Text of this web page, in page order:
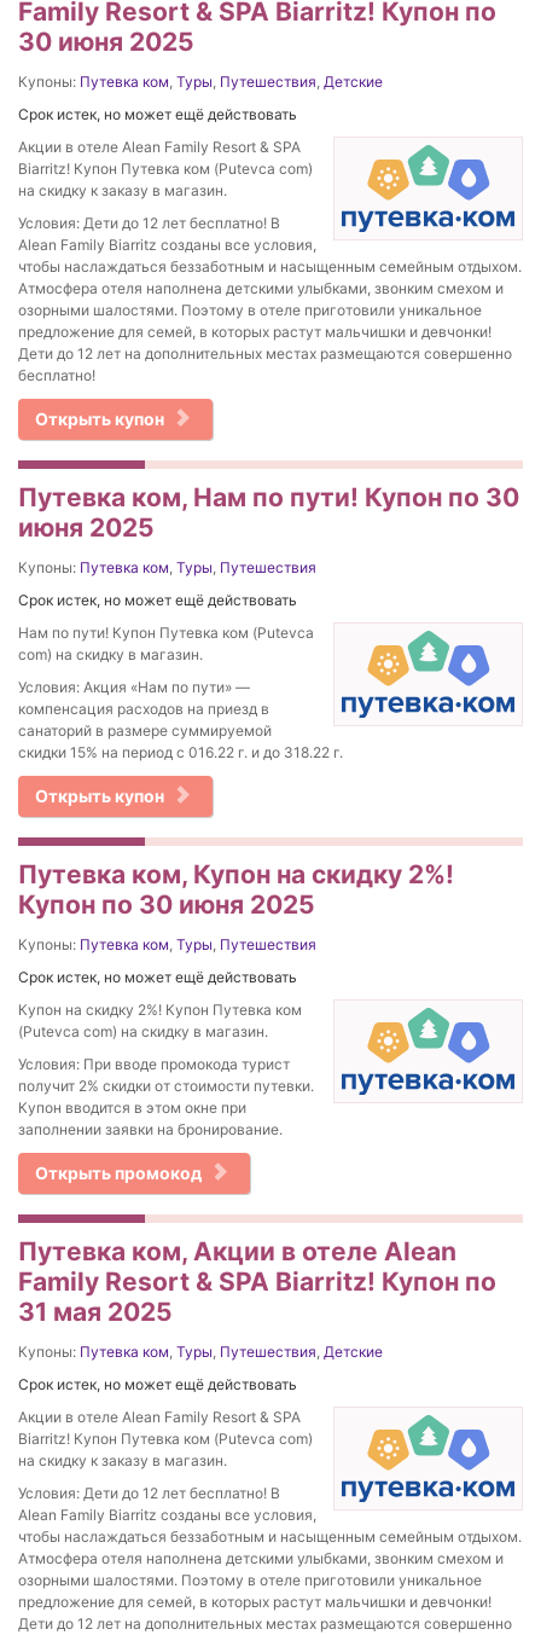
Family Resort & SPA Biarritz! Купон по
30 июня 2025
Купоны: Путевка ком, Туры, Путешествия, Детские
Срок истек, но может ещё действовать
Акции в отеле Alean Family Resort & SPA
Biarritz! Купон Путевка ком (Putevca com)
на скидку к заказу в магазин.
Условия: Дети до 12 лет бесплатно! В
Alean Family Biarritz созданы все условия,
чтобы наслаждаться беззаботным и насыщенным семейным отдыхом.
Атмосфера отеля наполнена детскими улыбками, звонким смехом и
озорными шалостями. Поэтому в отеле приготовили уникальное
предложение для семей, в которых растут мальчишки и девчонки!
Дети до 12 лет на дополнительных местах размещаются совершенно
бесплатно!
Открыть купон
Путевка ком, Нам по пути! Купон по 30
июня 2025
Купоны: Путевка ком, Туры, Путешествия
Срок истек, но может ещё действовать
Нам по пути! Купон Путевка ком (Putevca
com) на скидку в магазин.
Условия: Акция «Нам по пути» —
компенсация расходов на приезд в
санаторий в размере суммируемой
скидки 15% на период с 016.22 г. и до 318.22 г.
Открыть купон
Путевка ком, Купон на скидку 2%!
Купон по 30 июня 2025
Купоны: Путевка ком, Туры, Путешествия
Срок истек, но может ещё действовать
Купон на скидку 2%! Купон Путевка ком
(Putevca com) на скидку в магазин.
Условия: При вводе промокода турист
получит 2% скидки от стоимости путевки.
Купон вводится в этом окне при
заполнении заявки на бронирование.
Открыть промокод
Путевка ком, Акции в отеле Alean
Family Resort & SPA Biarritz! Купон по
31 мая 2025
Купоны: Путевка ком, Туры, Путешествия, Детские
Срок истек, но может ещё действовать
Акции в отеле Alean Family Resort & SPA
Biarritz! Купон Путевка ком (Putevca com)
на скидку к заказу в магазин.
Условия: Дети до 12 лет бесплатно! В
Alean Family Biarritz созданы все условия,
чтобы наслаждаться беззаботным и насыщенным семейным отдыхом.
Атмосфера отеля наполнена детскими улыбками, звонким смехом и
озорными шалостями. Поэтому в отеле приготовили уникальное
предложение для семей, в которых растут мальчишки и девчонки!
Дети до 12 лет на дополнительных местах размещаются совершенно